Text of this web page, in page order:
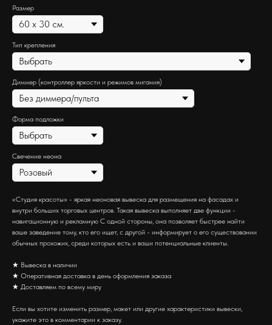
Размер
Тип крепления
Диммер (контроллер яркости и режимов мигания)
Форма подложки
Свечение неона
«Студия красоты» - яркая неоновая вывеска для размещения на фасадах и
внутри больших торговых центров. Такая вывеска выполняет две функции -
навигационную и рекламную С одной стороны, она позволяет быстрее найти
ваше заведение тому, кто его ищет, с другой - информирует о его существовании
обычных прохожих, среди которых есть и ваши потенциальные клиенты.
★ Вывеска в наличии
★ Оперативная доставка в день оформления заказа
★ Доставляем по всему миру
Если вы хотите изменить размер, макет или другие характеристики вывески,
укажите это в комментарии к заказу.